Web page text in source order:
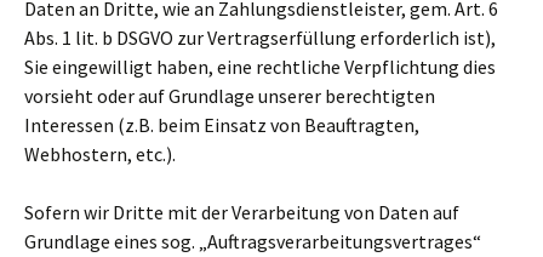
Daten an Dritte, wie an Zahlungsdienstleister, gem. Art. 6
Abs. 1 lit. b DSGVO zur Vertragserfüllung erforderlich ist),
Sie eingewilligt haben, eine rechtliche Verpflichtung dies
vorsieht oder auf Grundlage unserer berechtigten
Interessen (z.B. beim Einsatz von Beauftragten,
Webhostern, etc.).
Sofern wir Dritte mit der Verarbeitung von Daten auf
Grundlage eines sog. „Auftragsverarbeitungsvertrages“